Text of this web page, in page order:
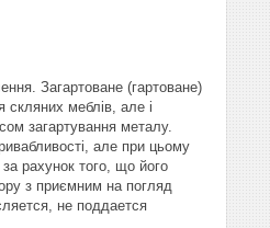
Загартоване (гартоване)
скляних меблів, але і
загартування металу.
але при цьому
за рахунок того, що його
з приємним на погляд
не поддается